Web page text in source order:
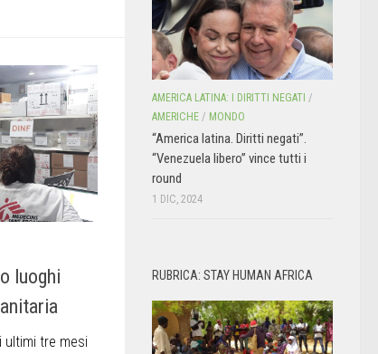
luoghi
ultimi tre mesi
AMERICA LATINA: I DIRITTI NEGATI /
AMERICHE / MONDO
“America latina. Diritti negati”.
“Venezuela libero” vince tutti i
round
1 DIC, 2024
RUBRICA: STAY HUMAN AFRICA